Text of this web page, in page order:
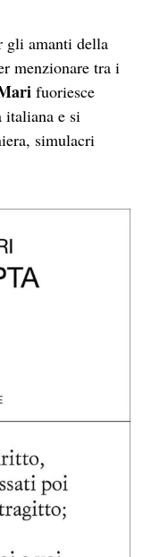
gli amanti della
menzionare tra i
fuoriesce
italiana e si
simulacri